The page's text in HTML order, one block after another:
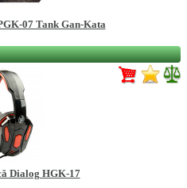
07 Tank Gan-Kata
Dialog HGK-17